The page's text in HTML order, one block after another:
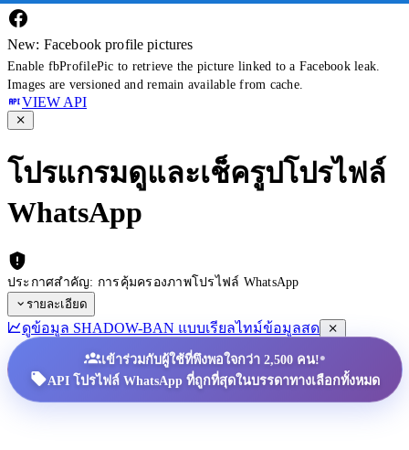
New: Facebook profile pictures
Enable fbProfilePic to retrieve the picture linked to a Facebook leak.
Images are versioned and remain available from cache.
VIEW API
โปรแกรมดูและเช็ครูปโปรไฟล์
WhatsApp
ประกาศสำคัญ: การคุ้มครองภาพโปรไฟล์ WhatsApp
รายละเอียด
ดูข้อมูล SHADOW-BAN แบบเรียลไทม์ข้อมูลสด
เข้าร่วมกับผู้ใช้ที่พึงพอใจกว่า 2,500 คน!•
API โปรไฟล์ WhatsApp ที่ถูกที่สุดในบรรดาทางเลือกทั้งหมด